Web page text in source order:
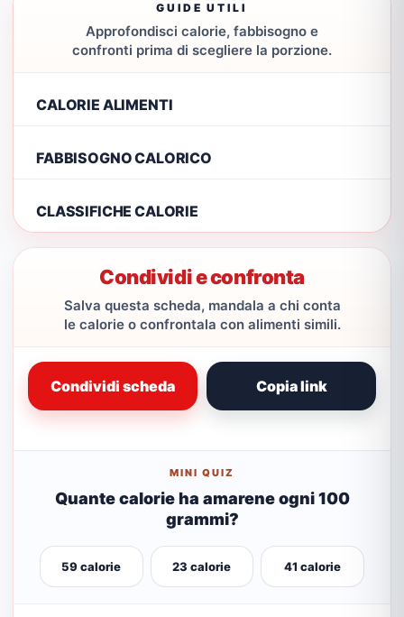
GUIDE UTILI
Approfondisci calorie, fabbisogno e
confronti prima di scegliere la porzione.
CALORIE ALIMENTI
FABBISOGNO CALORICO
CLASSIFICHE CALORIE
Condividi e confronta
Salva questa scheda, mandala a chi conta
le calorie o confrontala con alimenti simili.
Condividi scheda Copia link
MINI QUIZ
Quante calorie ha amarene ogni 100
grammi?
59 calorie 23 calorie 41 calorie